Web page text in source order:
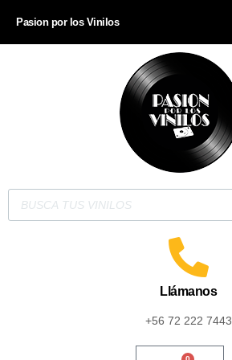
Pasion por los Vinilos
Llámanos
+56 72 222 7443